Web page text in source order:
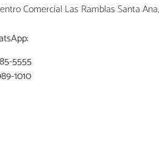
Comercial Las Ramblas Santa
5555
1010